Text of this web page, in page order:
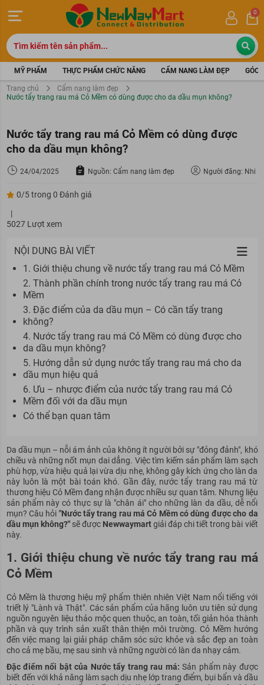
0
MỸ PHẨM THỰC PHẨM CHỨC NĂNG CẨM NANG LÀM ĐẸP GÓC
Trang chủ
Cẩm nang làm đẹp
Nước tẩy trang rau má Cỏ Mềm có dùng được cho da dầu mụn không?
Nước tẩy trang rau má Cỏ Mềm có dùng được
cho da dầu mụn không?
24/04/2025 Nguồn: Cẩm nang làm đẹp Người đăng: Nhi
0/5 trong 0 Đánh giá
|
5027 Lượt xem
NỘI DUNG BÀI VIẾT
1. Giới thiệu chung về nước tẩy trang rau má Cỏ Mềm
2. Thành phần chính trong nước tẩy trang rau má Cỏ
Mềm
3. Đặc điểm của da dầu mụn – Có cần tẩy trang
không?
4. Nước tẩy trang rau má Cỏ Mềm có dùng được cho
da dầu mụn không?
5. Hướng dẫn sử dụng nước tẩy trang rau má cho da
dầu mụn hiệu quả
6. Ưu – nhược điểm của nước tẩy trang rau má Cỏ
Mềm đối với da dầu mụn
Có thể bạn quan tâm
Da dầu mụn – nỗi ám ảnh của không ít người bởi sự "đỏng đảnh", khó
chiều và những nốt mụn dai dẳng. Việc tìm kiếm sản phẩm làm sạch
phù hợp, vừa hiệu quả lại vừa dịu nhẹ, không gây kích ứng cho làn da
này luôn là một bài toán khó. Gần đây, nước tẩy trang rau má từ
thương hiệu Cỏ Mềm đang nhận được nhiều sự quan tâm. Nhưng liệu
sản phẩm này có thực sự là "chân ái" cho những làn da dầu, dễ nổi
mụn? Câu hỏi "Nước tẩy trang rau má Cỏ Mềm có dùng được cho da
dầu mụn không?"sẽ được Newwaymartgiải đáp chi tiết trong bài viết
này.
1. Giới thiệu chung về nước tẩy trang rau má
Cỏ Mềm
Cỏ Mềm là thương hiệu mỹ phẩm thiên nhiên Việt Nam nổi tiếng với
triết lý "Lành và Thật". Các sản phẩm của hãng luôn ưu tiên sử dụng
nguồn nguyên liệu thảo mộc quen thuộc, an toàn, tối giản hóa thành
phần và quy trình sản xuất thân thiện môi trường. Cỏ Mềm hướng
đến việc mang lại giải pháp chăm sóc sức khỏe và sắc đẹp an toàn
cho cả mẹ bầu, mẹ sau sinh và những người có làn da nhạy cảm.
Đặc điểm nổi bật của Nước tẩy trang rau má: Sản phẩm này được
biết đến với khả năng làm sạch dịu nhẹ lớp trang điểm, bụi bẩn và dầu